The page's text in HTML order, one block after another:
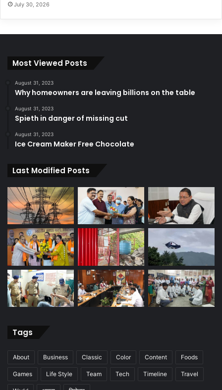
July 30, 2026
Most Viewed Posts
August 31, 2023
Why homeowners are leaving billions on the table
August 31, 2023
Spieth in danger of missing cut
August 31, 2023
Ice Cream Maker Free Chocolate
Last Modified Posts
Tags
About Business Classic Color Content Foods
Games Life Style Team Tech Timeline Travel